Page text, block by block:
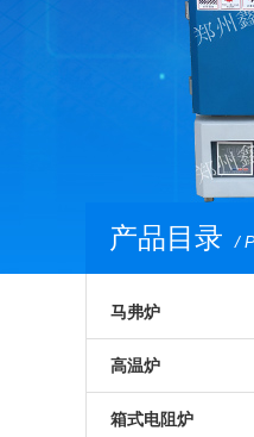
产品目录 /
马弗炉
智能马弗炉
高温马弗炉
高温炉
箱式预热炉
箱式电阻炉